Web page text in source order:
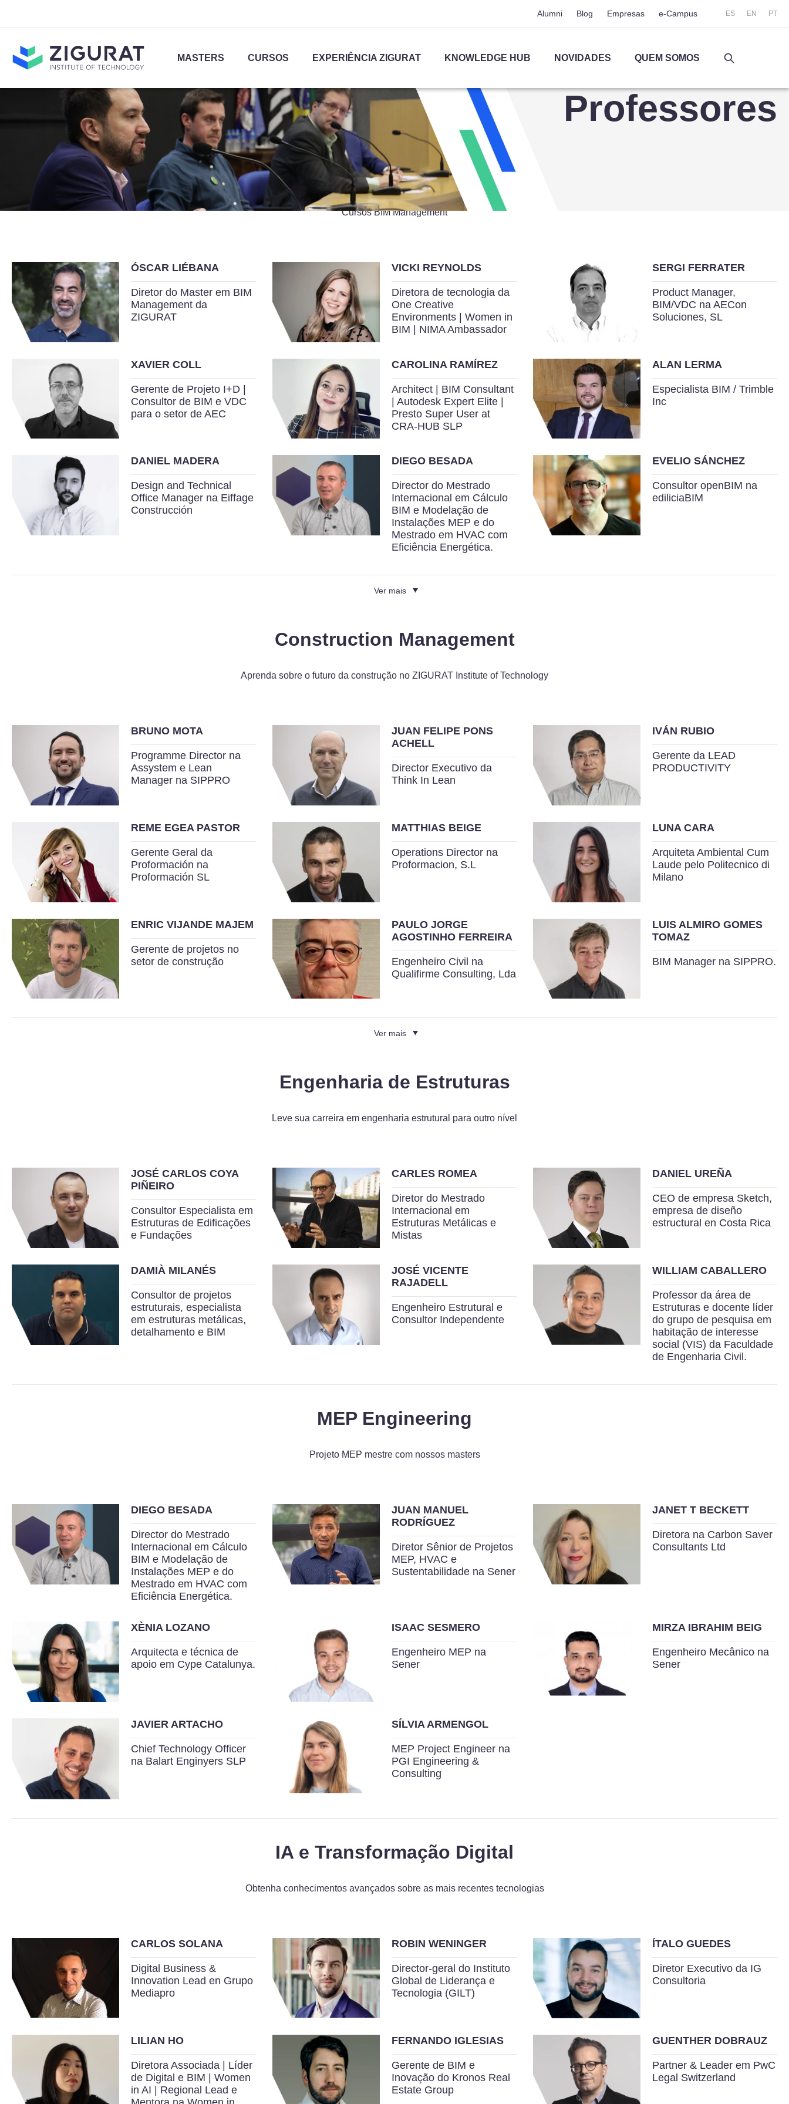
Alumni Blog Empresas e-Campus ES EN PT
MASTERS CURSOS EXPERIÊNCIA ZIGURAT KNOWLEDGE HUB NOVIDADES QUEM SOMOS
Professores
BIM Management
Cursos BIM Management
ÓSCAR LIÉBANA
Diretor do Master em BIM
Management da
ZIGURAT
VICKI REYNOLDS
Diretora de tecnologia da
One Creative
Environments | Women in
BIM | NIMA Ambassador
SERGI FERRATER
Product Manager,
BIM/VDC na AECon
Soluciones, SL
XAVIER COLL
Gerente de Projeto I+D |
Consultor de BIM e VDC
para o setor de AEC
CAROLINA RAMÍREZ
Architect | BIM Consultant
| Autodesk Expert Elite |
Presto Super User at
CRA-HUB SLP
ALAN LERMA
Especialista BIM / Trimble
Inc
DANIEL MADERA
Design and Technical
Office Manager na Eiffage
Construcción
DIEGO BESADA
Director do Mestrado
Internacional em Cálculo
BIM e Modelação de
Instalações MEP e do
Mestrado em HVAC com
Eficiência Energética.
EVELIO SÁNCHEZ
Consultor openBIM na
ediliciaBIM
Ver mais
Construction Management
Aprenda sobre o futuro da construção no ZIGURAT Institute of Technology
BRUNO MOTA
Programme Director na
Assystem e Lean
Manager na SIPPRO
JUAN FELIPE PONS
ACHELL
Director Executivo da
Think In Lean
IVÁN RUBIO
Gerente da LEAD
PRODUCTIVITY
REME EGEA PASTOR
Gerente Geral da
Proformación na
Proformación SL
MATTHIAS BEIGE
Operations Director na
Proformacion, S.L
LUNA CARA
Arquiteta Ambiental Cum
Laude pelo Politecnico di
Milano
ENRIC VIJANDE MAJEM
Gerente de projetos no
setor de construção
PAULO JORGE
AGOSTINHO FERREIRA
Engenheiro Civil na
Qualifirme Consulting, Lda
LUIS ALMIRO GOMES
TOMAZ
BIM Manager na SIPPRO.
Ver mais
Engenharia de Estruturas
Leve sua carreira em engenharia estrutural para outro nível
JOSÉ CARLOS COYA
PIÑEIRO
Consultor Especialista em
Estruturas de Edificações
e Fundações
CARLES ROMEA
Diretor do Mestrado
Internacional em
Estruturas Metálicas e
Mistas
DANIEL UREÑA
CEO de empresa Sketch,
empresa de diseño
estructural en Costa Rica
DAMIÀ MILANÉS
Consultor de projetos
estruturais, especialista
em estruturas metálicas,
detalhamento e BIM
JOSÉ VICENTE
RAJADELL
Engenheiro Estrutural e
Consultor Independente
WILLIAM CABALLERO
Professor da área de
Estruturas e docente líder
do grupo de pesquisa em
habitação de interesse
social (VIS) da Faculdade
de Engenharia Civil.
MEP Engineering
Projeto MEP mestre com nossos masters
DIEGO BESADA
Director do Mestrado
Internacional em Cálculo
BIM e Modelação de
Instalações MEP e do
Mestrado em HVAC com
Eficiência Energética.
JUAN MANUEL
RODRÍGUEZ
Diretor Sênior de Projetos
MEP, HVAC e
Sustentabilidade na Sener
JANET T BECKETT
Diretora na Carbon Saver
Consultants Ltd
XÈNIA LOZANO
Arquitecta e técnica de
apoio em Cype Catalunya.
ISAAC SESMERO
Engenheiro MEP na
Sener
MIRZA IBRAHIM BEIG
Engenheiro Mecânico na
Sener
JAVIER ARTACHO
Chief Technology Officer
na Balart Enginyers SLP
SÍLVIA ARMENGOL
MEP Project Engineer na
PGI Engineering &
Consulting
IA e Transformação Digital
Obtenha conhecimentos avançados sobre as mais recentes tecnologias
CARLOS SOLANA
Digital Business &
Innovation Lead en Grupo
Mediapro
ROBIN WENINGER
Director-geral do Instituto
Global de Liderança e
Tecnologia (GILT)
ÍTALO GUEDES
Diretor Executivo da IG
Consultoria
LILIAN HO
Diretora Associada | Líder
de Digital e BIM | Women
in AI | Regional Lead e
FERNANDO IGLESIAS
Gerente de BIM e
Inovação do Kronos Real
Estate Group
GUENTHER DOBRAUZ
Partner & Leader em PwC
Legal Switzerland